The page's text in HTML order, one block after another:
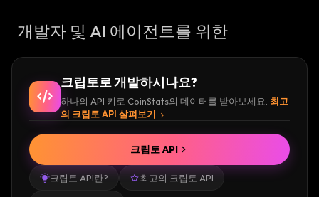
개발자 및 AI 에이전트를 위한
크립토로 개발하시나요?
하나의 API 키로 CoinStats의 데이터를 받아보세요. 최고
의 크립토 API 살펴보기
크립토 API란? 최고의 크립토 API
크립토 API